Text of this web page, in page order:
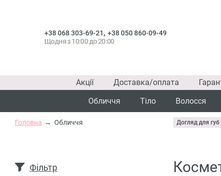
+38 068 303-69-21, +38 050 860-09-49
Щодня з 10:00 до 20:00
Акції Доставка/оплата
Обличчя
Тіло Волосся
Головна Обличчя Догляд для губ
Фільтр